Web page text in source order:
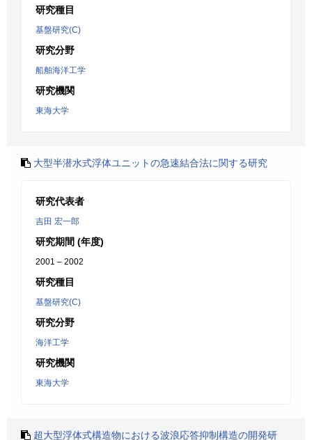
研究種目
基盤研究(C)
研究分野
船舶海洋工学
研究機関
東海大学
大型半潜水式浮体ユニットの急速結合法に関する研究
研究代表者
吉田 宏一郎
研究期間 (年度)
2001 – 2002
研究種目
基盤研究(C)
研究分野
海洋工学
研究機関
東海大学
超大型浮体式構造物における波浪応答抑制構造の開発研